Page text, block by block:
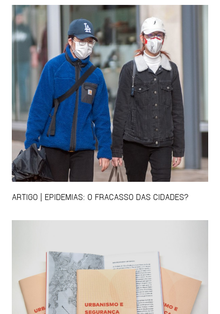
ARTIGO | EPIDEMIAS: O FRACASSO DAS CIDADES?